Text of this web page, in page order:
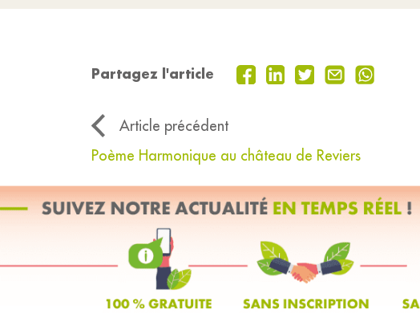
Partagez l'article
Article précédent
Poème Harmonique au château de Reviers